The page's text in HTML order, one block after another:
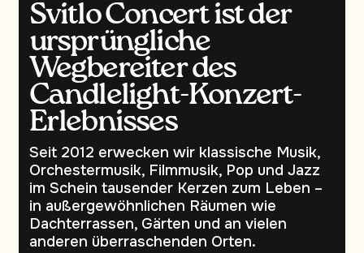
Svitlo Concert ist der
ursprüngliche
Wegbereiter des
Candlelight-Konzert-
Erlebnisses
Seit 2012 erwecken wir klassische Musik,
Orchestermusik, Filmmusik, Pop und Jazz
im Schein tausender Kerzen zum Leben –
in außergewöhnlichen Räumen wie
Dachterrassen, Gärten und an vielen
anderen überraschenden Orten.